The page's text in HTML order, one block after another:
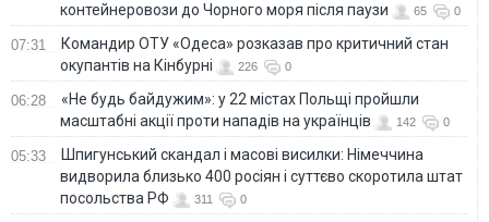
контейнеровози до Чорного моря після паузи
65 0
07:31
Командир ОТУ «Одеса» розказав про критичний стан
окупантів на Кінбурні
226 0
06:28
«Не будь байдужим»: у 22 містах Польщі пройшли
масштабні акції проти нападів на українців
142 0
05:33
Шпигунський скандал і масові висилки: Німеччина
видворила близько 400 росіян і суттєво скоротила штат
посольства РФ
311 0